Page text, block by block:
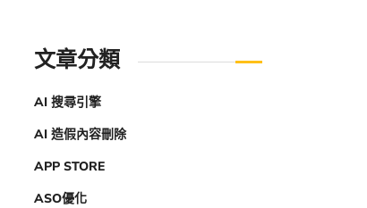
文章分類
AI 搜尋引擎
AI 造假內容刪除
APP STORE
ASO優化